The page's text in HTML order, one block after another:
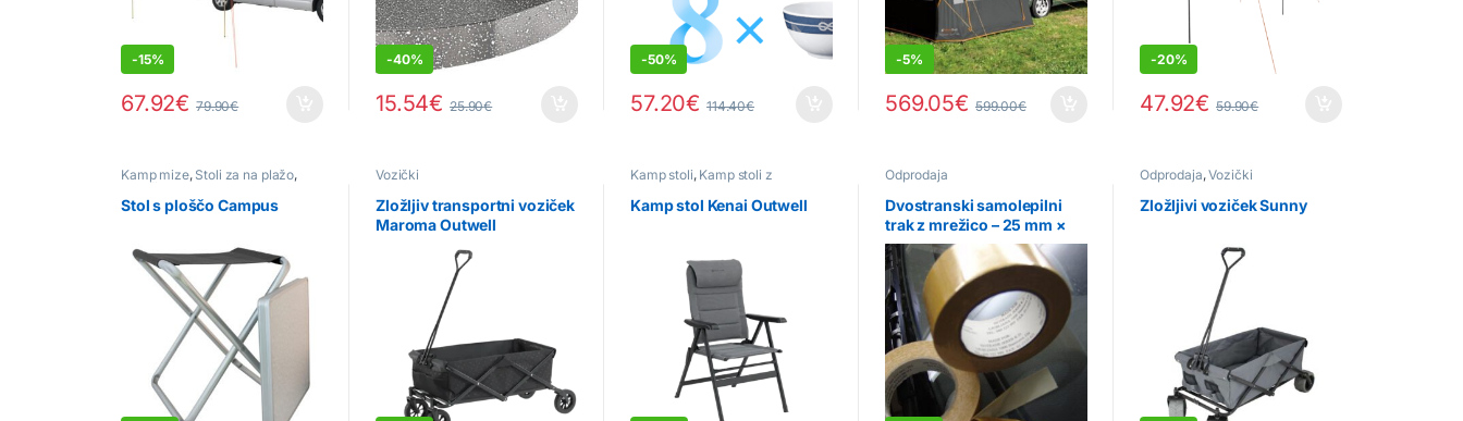
-15%
67.92€ 79.90€
-40%
15.54€ 25.90€
-50%
57.20€ 114.40€
-5%
569.05€ 599.00€
-20%
47.92€ 59.90€
Kamp mize, Stoli za na plažo,
Trinožni & majhni stoli
Stol s ploščo Campus
Vozički
Zložljiv transportni voziček
Maroma Outwell
Kamp stoli, Kamp stoli z
naslonom
Kamp stol Kenai Outwell
Odprodaja
Dvostranski samolepilni
trak z mrežico – 25 mm ×
25 m
Odprodaja,Vozički
Zložljivi voziček Sunny